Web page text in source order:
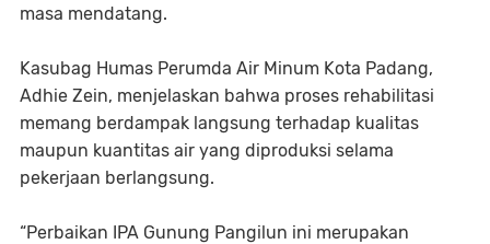
masa mendatang.
Kasubag Humas Perumda Air Minum Kota Padang,
Adhie Zein, menjelaskan bahwa proses rehabilitasi
memang berdampak langsung terhadap kualitas
maupun kuantitas air yang diproduksi selama
pekerjaan berlangsung.
“Perbaikan IPA Gunung Pangilun ini merupakan